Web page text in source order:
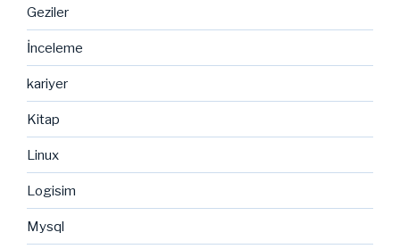
Geziler
İnceleme
kariyer
Kitap
Linux
Logisim
Mysql